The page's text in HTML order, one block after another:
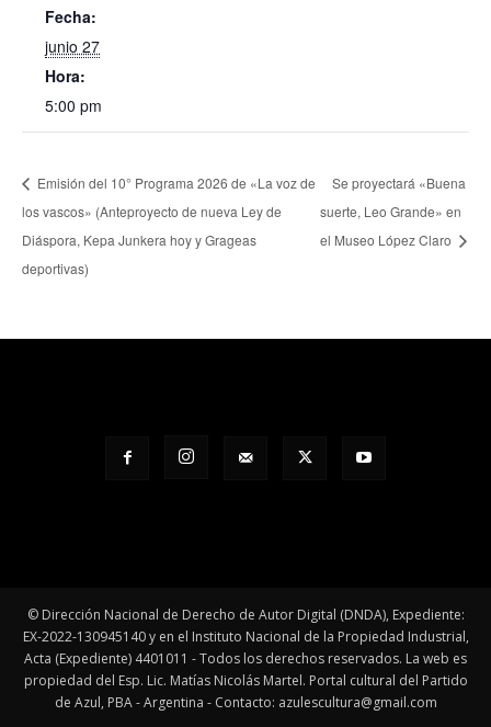
Fecha:
junio 27
Hora:
5:00 pm
Emisión del 10° Programa 2026 de «La voz de
los vascos» (Anteproyecto de nueva Ley de
Diáspora, Kepa Junkera hoy y Grageas
deportivas)
Se proyectará «Buena
suerte, Leo Grande» en
el Museo López Claro
© Dirección Nacional de Derecho de Autor Digital (DNDA), Expediente:
EX-2022-130945140 y en el Instituto Nacional de la Propiedad Industrial,
Acta (Expediente) 4401011 - Todos los derechos reservados. La web es
propiedad del Esp. Lic. Matías Nicolás Martel. Portal cultural del Partido
de Azul, PBA - Argentina - Contacto: azulescultura@gmail.com